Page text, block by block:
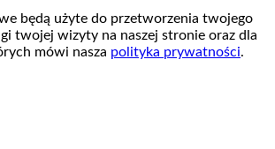
będą użyte do przetworzenia twojego
twojej wizyty na naszej stronie oraz dla
mówi nasza polityka prywatności.